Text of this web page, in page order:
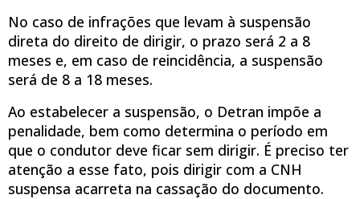
No caso de infrações que levam à suspensão
direta do direito de dirigir, o prazo será 2 a 8
meses e, em caso de reincidência, a suspensão
será de 8 a 18 meses.
Ao estabelecer a suspensão, o Detran impõe a
penalidade, bem como determina o período em
que o condutor deve ficar sem dirigir. É preciso ter
atenção a esse fato, pois dirigir com a CNH
suspensa acarreta na cassação do documento.